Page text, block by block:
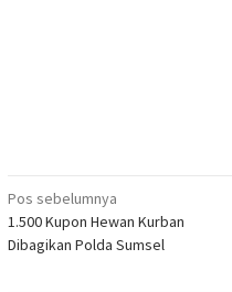
Navigasi
pos
Pos sebelumnya
1.500 Kupon Hewan Kurban
Dibagikan Polda Sumsel